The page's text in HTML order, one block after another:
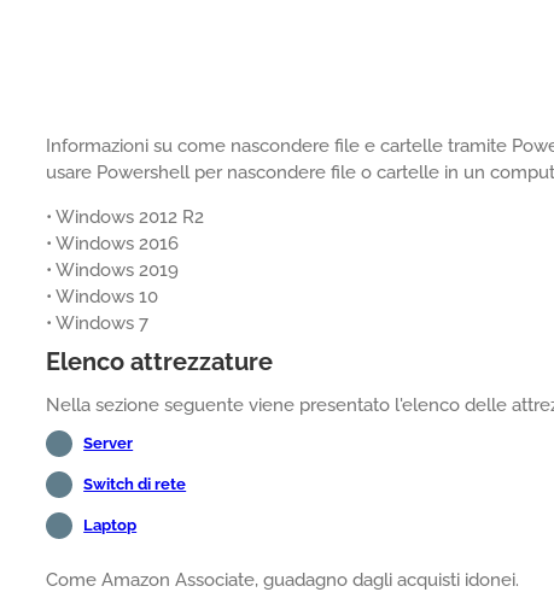
Informazioni su come nascondere file e cartelle tramite
usare Powershell per nascondere file o cartelle in un
• Windows 2012 R2
• Windows 2016
• Windows 2019
• Windows 10
• Windows 7
Elenco attrezzature
Nella sezione seguente viene presentato l'elenco delle
Server
Switch di rete
Laptop
Come Amazon Associate, guadagno dagli acquisti idonei.